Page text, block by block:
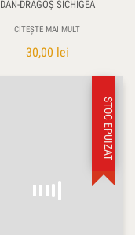
DAN-DRAGOȘ SICHIGEA
CITEȘTE MAI MULT
30,00 lei
STOC EPUIZAT